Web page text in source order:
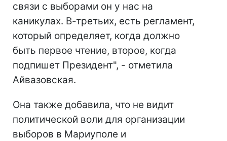
связи с выборами он у нас на
каникулах. В-третьих, есть регламент,
который определяет, когда должно
быть первое чтение, второе, когда
подпишет Президент", - отметила
Айвазовская.
Она также добавила, что не видит
политической воли для организации
выборов в Мариуполе и